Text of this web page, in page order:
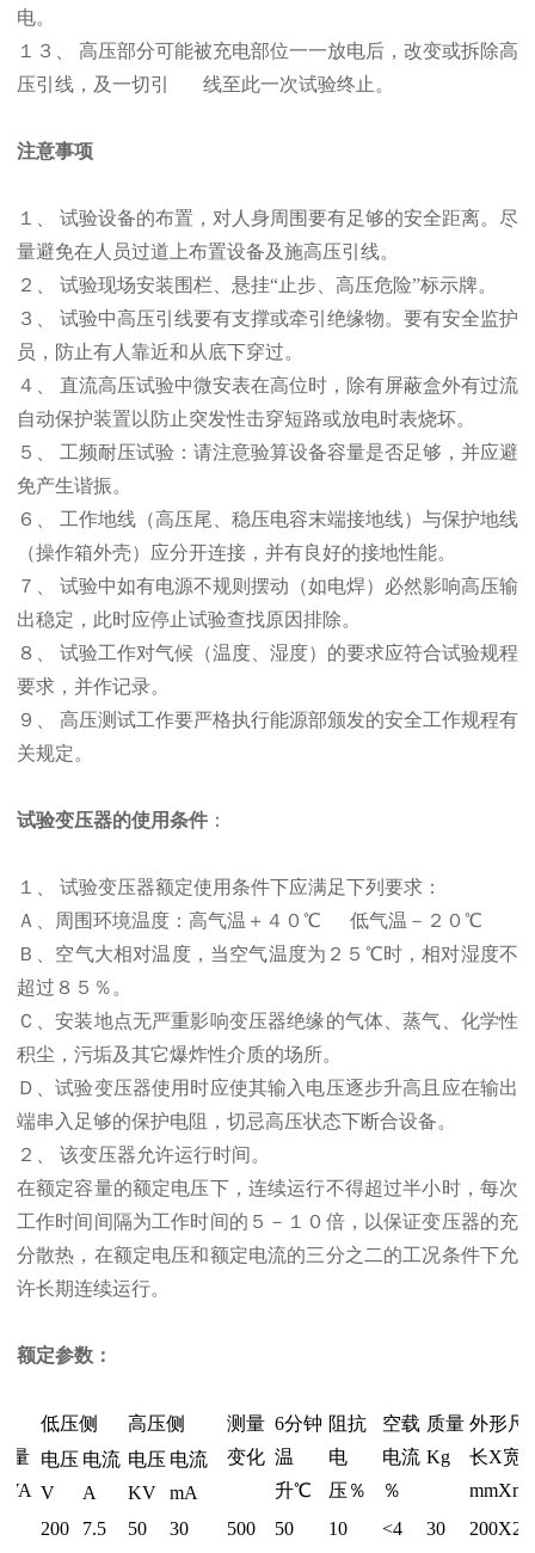
电。
１３、 高压部分可能被充电部位一一放电后，改变或拆除高
压引线，及一切引 线至此一次试验终止。
注意事项
１、 试验设备的布置，对人身周围要有足够的安全距离。尽
量避免在人员过道上布置设备及施高压引线。
２、 试验现场安装围栏、悬挂“止步、高压危险”标示牌。
３、 试验中高压引线要有支撑或牵引绝缘物。要有安全监护
员，防止有人靠近和从底下穿过。
４、 直流高压试验中微安表在高位时，除有屏蔽盒外有过流
自动保护装置以防止突发性击穿短路或放电时表烧坏。
５、 工频耐压试验：请注意验算设备容量是否足够，并应避
免产生谐振。
６、 工作地线（高压尾、稳压电容末端接地线）与保护地线
（操作箱外壳）应分开连接，并有良好的接地性能。
７、 试验中如有电源不规则摆动（如电焊）必然影响高压输
出稳定，此时应停止试验查找原因排除。
８、 试验工作对气候（温度、湿度）的要求应符合试验规程
要求，并作记录。
９、 高压测试工作要严格执行能源部颁发的安全工作规程有
关规定。
试验变压器的使用条件 ：
１、 试验变压器额定使用条件下应满足下列要求：
Ａ、周围环境温度：高气温＋４０℃ 低气温－２０℃
Ｂ、空气大相对温度，当空气温度为２５℃时，相对湿度不
超过８５％。
Ｃ、安装地点无严重影响变压器绝缘的气体、蒸气、化学性
积尘，污垢及其它爆炸性介质的场所。
Ｄ、试验变压器使用时应使其输入电压逐步升高且应在输出
端串入足够的保护电阻，切忌高压状态下断合设备。
２、 该变压器允许运行时间。
在额定容量的额定电压下，连续运行不得超过半小时，每次
工作时间间隔为工作时间的５－１０倍，以保证变压器的充
分散热，在额定电压和额定电流的三分之二的工况条件下允
许长期连续运行。
额定参数：
量
低压侧 高压侧
测量
变化
6分钟
温
升℃
阻抗
电
压％
空载
电流
％
质量
Kg
外形尺
长Х宽
电压
V
电流
A
电压
KV
电流
mA
200 7.5 50 30 500 50 10 <4 30